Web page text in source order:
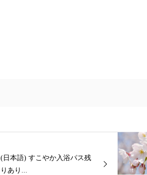
(日本語) すこやか入浴パス残
りあり...